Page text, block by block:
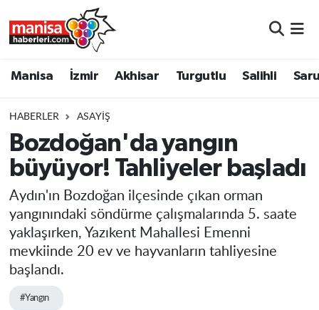
Manisa İzmir Akhisar Turgutlu Salihli
HABERLER ASAYIŞ
Bozdoğan'da yangın
büyüyor! Tahliyeler başladı
Aydın'ın Bozdoğan ilçesinde çıkan orman
yangınındaki söndürme çalışmalarında 5. saate
yaklaşırken, Yazıkent Mahallesi Emenni
mevkiinde 20 ev ve hayvanların tahliyesine
başlandı.
#Yangın
Turgutlu
Salihli
Saruhanlı
Soma
Manisa Nöbetçi Eczaneler
Manisa Trafik Yoğunluk Haritası
Süper Lig Puan Durumu ve Fikstür
Tüm Manşetler
Son Dakika Haberleri